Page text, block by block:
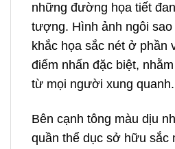
những đường họa tiết
tượng. Hình ảnh ngôi
khắc họa sắc nét ở phần
điểm nhấn đặc biệt,
từ mọi người xung quanh.
Bên cạnh tông màu dịu
quần thể dục sở hữu sắc